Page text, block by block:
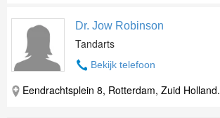
Dr. Jow Robinson
Tandarts
Bekijk telefoon
Eendrachtsplein 8, Rotterdam, Zuid Holland.